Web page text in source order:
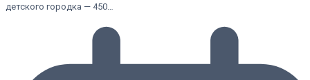
детского городка — 450…